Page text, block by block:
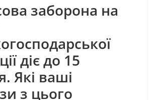
заборона на
діє до 15
Які ваші
з цього